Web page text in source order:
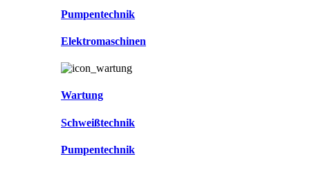
Pumpentechnik
Elektromaschinen
Wartung
Schweißtechnik
Pumpentechnik